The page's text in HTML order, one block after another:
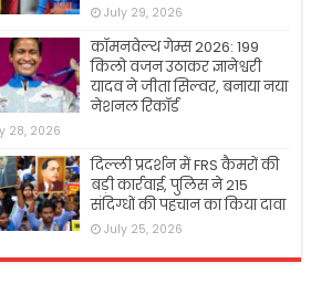
July 29, 2026
कॉमनवेल्थ गेम्स 2026: 199
किलो वजन उठाकर ज्ञानेश्वरी
यादव ने जीता सिल्वर, बनाया नया
नेशनल रिकॉर्ड
28, 2026
दिल्ली प्रदर्शन में FRS कैमरों की
बड़ी कार्रवाई, पुलिस ने 215
संदिग्धों की पहचान का किया दावा
July 25, 2026